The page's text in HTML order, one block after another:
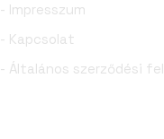
- Impresszum
- Kapcsolat
- Általános szerződési